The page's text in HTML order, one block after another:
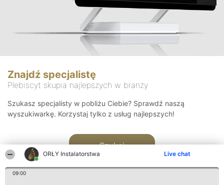
ORŁY Instalatorstwa Live chat
09:00
Znajdź specjalistę
Plebiscyt skupia najlepszych w branży
Szukasz specjalisty w pobliżu Ciebie? Sprawdź naszą
wyszukiwarkę. Korzystaj tylko z usług najlepszych!
Szukaj